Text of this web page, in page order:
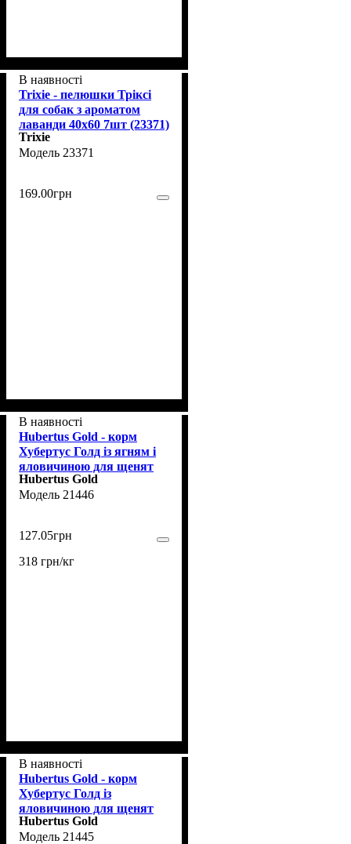
В наявності
Trixie - пелюшки Тріксі
для собак з ароматом
лаванди 40х60 7шт (23371)
Trixie
23371
169.00грн
В наявності
Hubertus Gold - корм
Хубертус Голд із ягням і
яловичиною для щенят
400 г (HB0102)
Hubertus Gold
21446
127.05грн
318 грн/кг
В наявності
Hubertus Gold - корм
Хубертус Голд із
яловичиною для щенят
400 г (HB0104)
Hubertus Gold
21445